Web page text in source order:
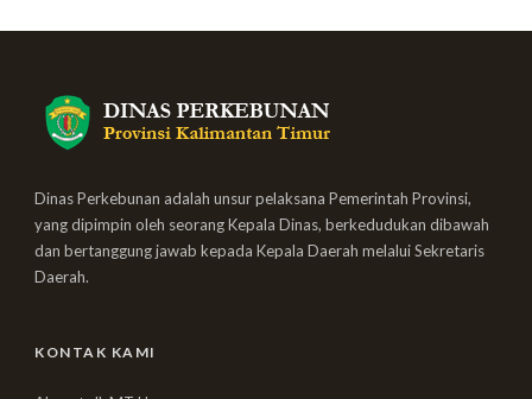
Dinas Perkebunan adalah unsur pelaksana Pemerintah Provinsi,
yang dipimpin oleh seorang Kepala Dinas, berkedudukan dibawah
dan bertanggung jawab kepada Kepala Daerah melalui Sekretaris
Daerah.
KONTAK KAMI